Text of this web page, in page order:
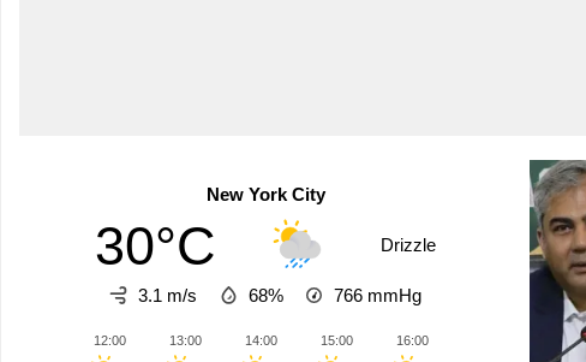
New York City
30°C Drizzle
3.1 m/s 68% 766 mmHg
12:00 13:00 14:00 15:00 16:00 18:00